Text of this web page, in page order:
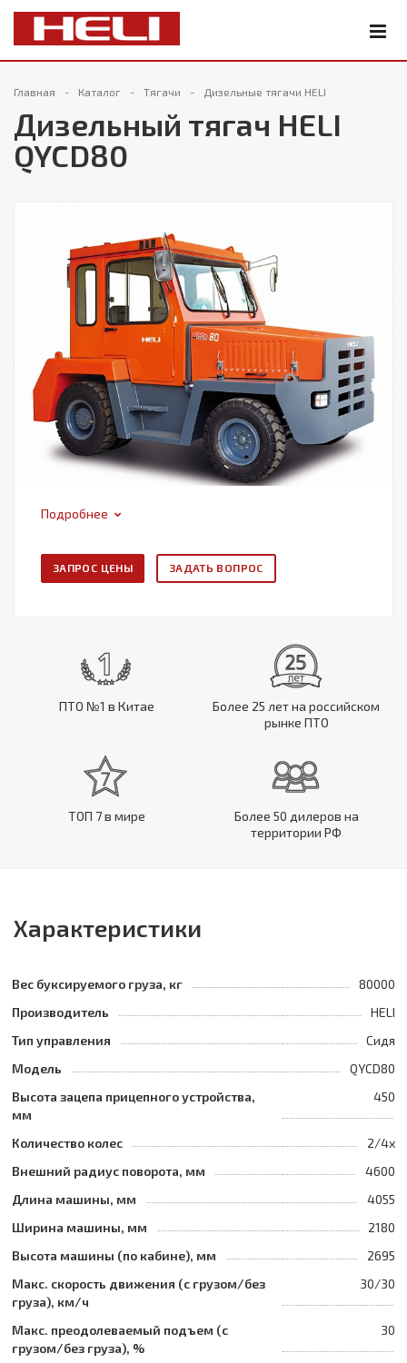
Главная Каталог Тягачи Дизельные тягачи HELI
Дизельный тягач HELI
QYCD80
Подробнее
ЗАПРОС ЦЕНЫ ЗАДАТЬ ВОПРОС
ПТО №1 в Китае
Более 25 лет на российском
рынке ПТО
ТОП 7 в мире
Более 50 дилеров на
территории РФ
Характеристики
Вес буксируемого груза, кг
80000
Производитель
HELI
Тип управления
Сидя
Модель
QYCD80
Высота зацепа прицепного устройства,
мм
450
Количество колес
2/4x
Внешний радиус поворота, мм
4600
Длина машины, мм
4055
Ширина машины, мм
2180
Высота машины (по кабине), мм
2695
Макс. скорость движения (с грузом/без
груза), км/ч
30/30
Макс. преодолеваемый подъем (с
грузом/без груза), %
30